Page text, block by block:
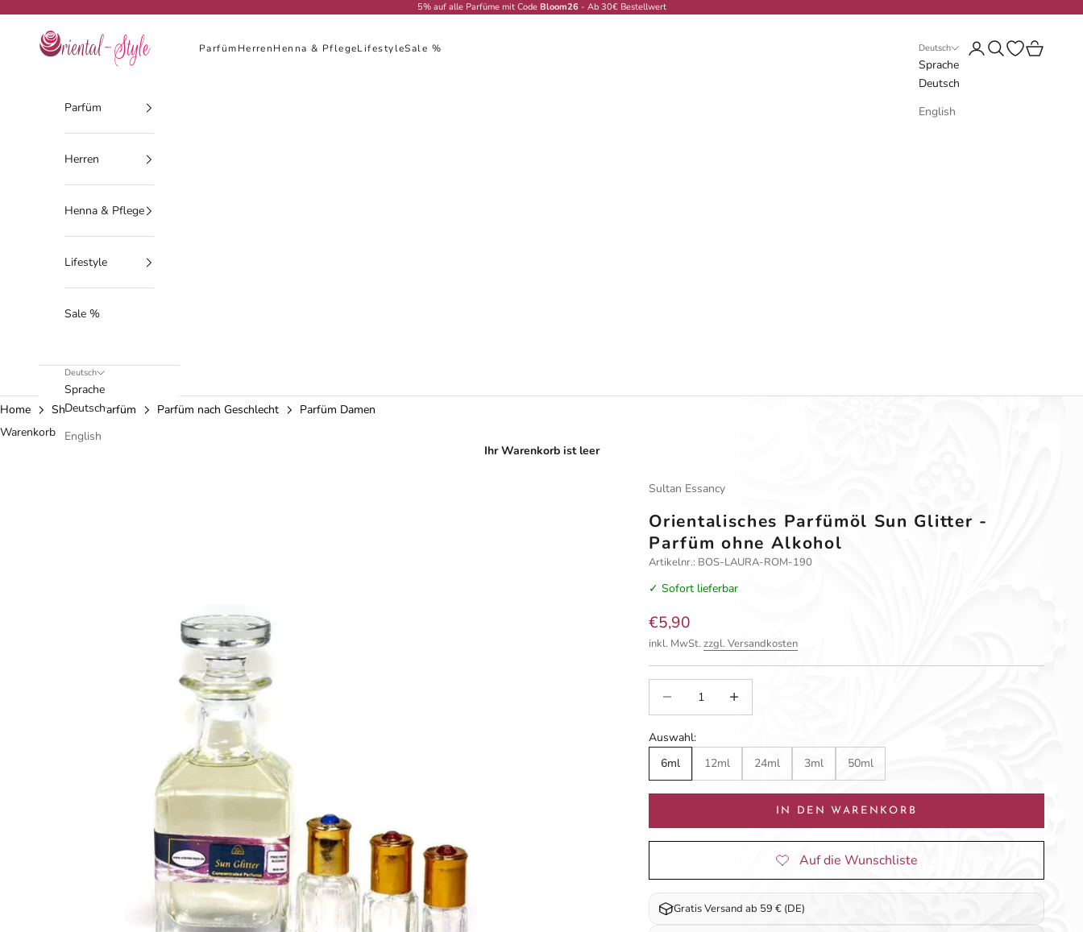
5% auf alle Parfüme mit Code Bloom26- Ab 30€ Bestellwert
Oriental-Style
ParfümHerrenHenna & PflegeLifestyleSale % Deutsch
Sprache
Deutsch
English
Anmelden
SuchenWunschliste
Warenkorb
Parfüm
Herren
Henna & Pflege
Lifestyle
Sale %
Deutsch
Sprache
Deutsch
English
Home Shop Parfüm Parfüm nach Geschlecht
Parfüm Damen
Warenkorb
Ihr Warenkorb ist leer
Sultan Essancy
Orientalisches Parfümöl Sun Glitter -
Parfüm ohne Alkohol
Artikelnr.: BOS-LAURA-ROM-190
✓ Sofort lieferbar
Angebot
€5,90
inkl. MwSt.zzgl. Versandkosten
Auswahl:
6ml
12ml 24ml 3ml 50ml
IN DEN WARENKORB
Gratis Versand ab 59 € (DE)